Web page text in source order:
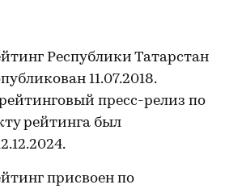
Республики Татарстан
11.07.2018.
пресс-релиз по
рейтинга был
присвоен по